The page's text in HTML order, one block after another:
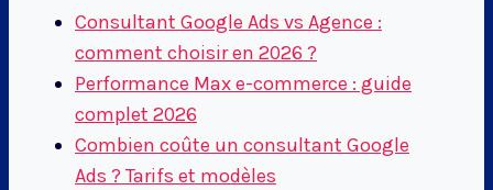
Consultant Google Ads vs Agence :
comment choisir en 2026 ?
Performance Max e-commerce : guide
complet 2026
Combien coûte un consultant Google
Ads ? Tarifs et modèles